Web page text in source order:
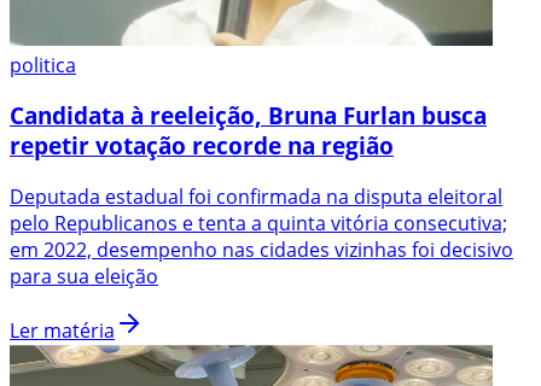
politica
Candidata à reeleição, Bruna Furlan busca
repetir votação recorde na região
Deputada estadual foi confirmada na disputa eleitoral
pelo Republicanos e tenta a quinta vitória consecutiva;
em 2022, desempenho nas cidades vizinhas foi decisivo
para sua eleição
Ler matéria